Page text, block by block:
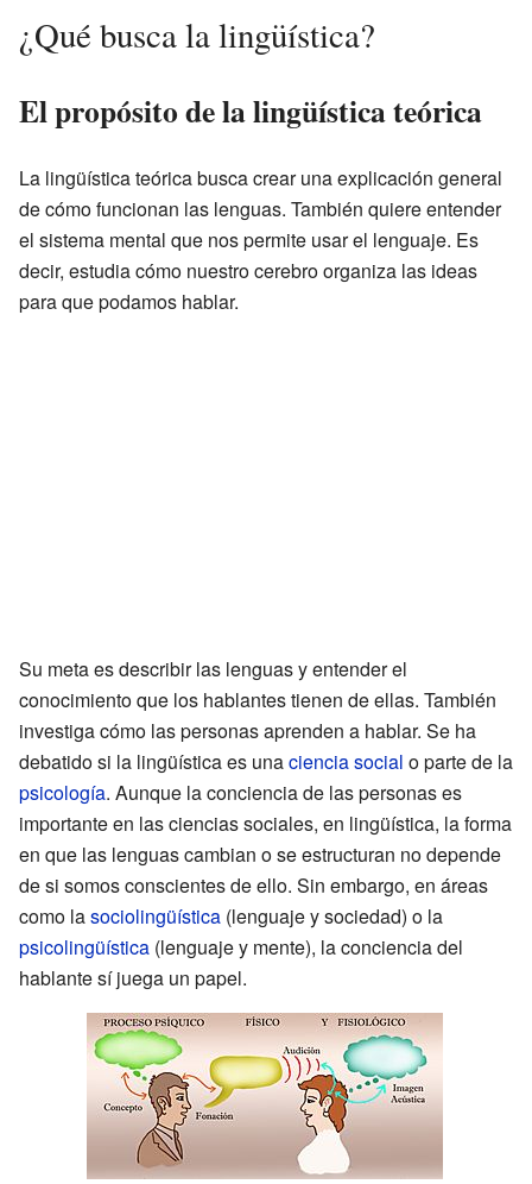
¿Qué busca la lingüística?
El propósito de la lingüística teórica
La lingüística teórica busca crear una explicación general
de cómo funcionan las lenguas. También quiere entender
el sistema mental que nos permite usar el lenguaje. Es
decir, estudia cómo nuestro cerebro organiza las ideas
para que podamos hablar.
Su meta es describir las lenguas y entender el
conocimiento que los hablantes tienen de ellas. También
investiga cómo las personas aprenden a hablar. Se ha
debatido si la lingüística es unaciencia social o parte de la
psicología. Aunque la conciencia de las personas es
importante en las ciencias sociales, en lingüística, la forma
en que las lenguas cambian o se estructuran no depende
de si somos conscientes de ello. Sin embargo, en áreas
como lasociolingüística (lenguaje y sociedad) o la
psicolingüística (lenguaje y mente), la conciencia del
hablante sí juega un papel.